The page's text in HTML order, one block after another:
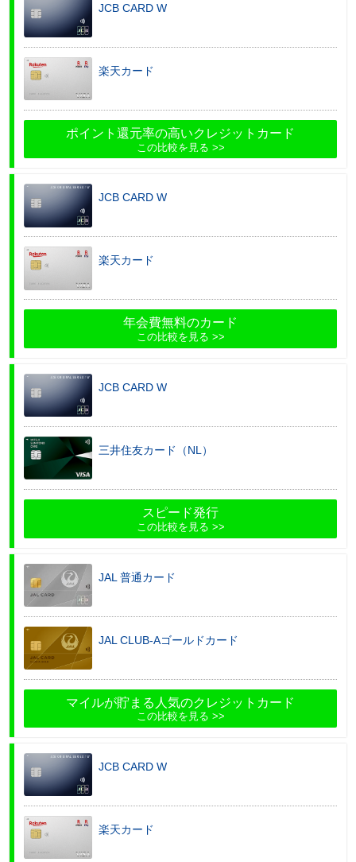
JCB CARD W
楽天カード
ポイント還元率の高いクレジットカード
この比較を見る
JCB CARD W
楽天カード
年会費無料のカード
この比較を見る
JCB CARD W
三井住友カード（NL）
スピード発行
この比較を見る
JAL 普通カード
JAL CLUB-Aゴールドカード
マイルが貯まる人気のクレジットカード
この比較を見る
JCB CARD W
楽天カード